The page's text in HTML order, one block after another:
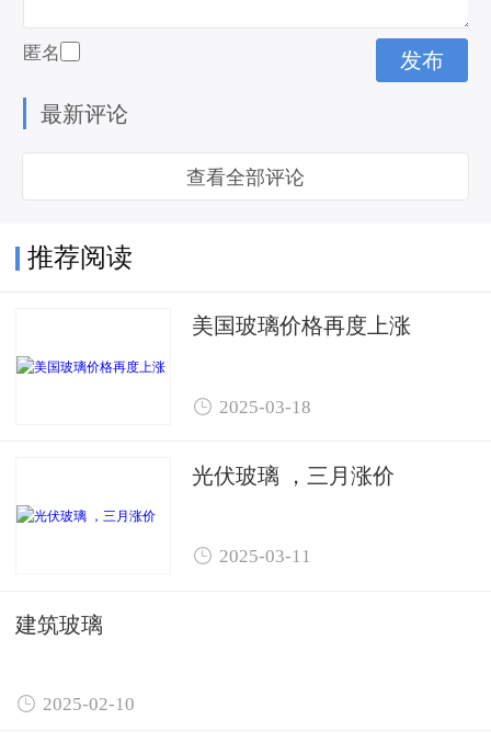
匿名
最新评论
查看全部评论
推荐阅读
美国玻璃价格再度上涨
 2025-03-18
光伏玻璃 ，三月涨价
 2025-03-11
建筑玻璃
 2025-02-10